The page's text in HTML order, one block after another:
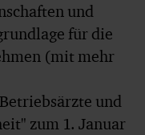
und
für die
(mit mehr
und
zum 1. Januar